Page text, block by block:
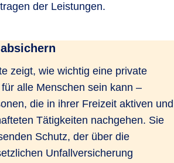
der Leistungen.
zeigt, wie wichtig eine private
alle Menschen sein kann –
die in ihrer Freizeit aktiven und
Tätigkeiten nachgehen. Sie
Schutz, der über die
Unfallversicherung